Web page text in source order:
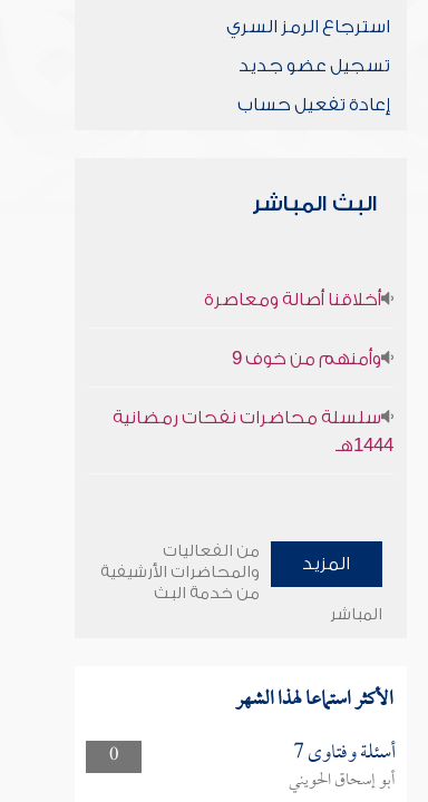
استرجاع الرمز السري
تسجيل عضو جديد
إعادة تفعيل حساب
البث المباشر
أخلاقنا أصالة ومعاصرة
وأمنهم من خوف 9
سلسلة محاضرات نفحات رمضانية
1444هـ
المزيد
من الفعاليات
والمحاضرات الأرشيفية
من خدمة البث
المباشر
الأكثر استماعا لهذا الشهر
0 أسئلة وفتاوى 7
أبو إسحاق الحويني